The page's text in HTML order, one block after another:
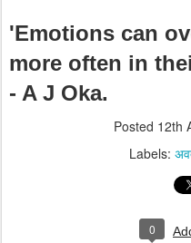
'Emotions can
more often in
- A J Oka.
Posted 12th
Labels:
0